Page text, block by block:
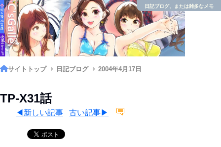
日記ブログ、または雑多なメモ
サイトトップ 日記ブログ 2004年4月17日
TP-X31話
◀新しい記事 古い記事▶